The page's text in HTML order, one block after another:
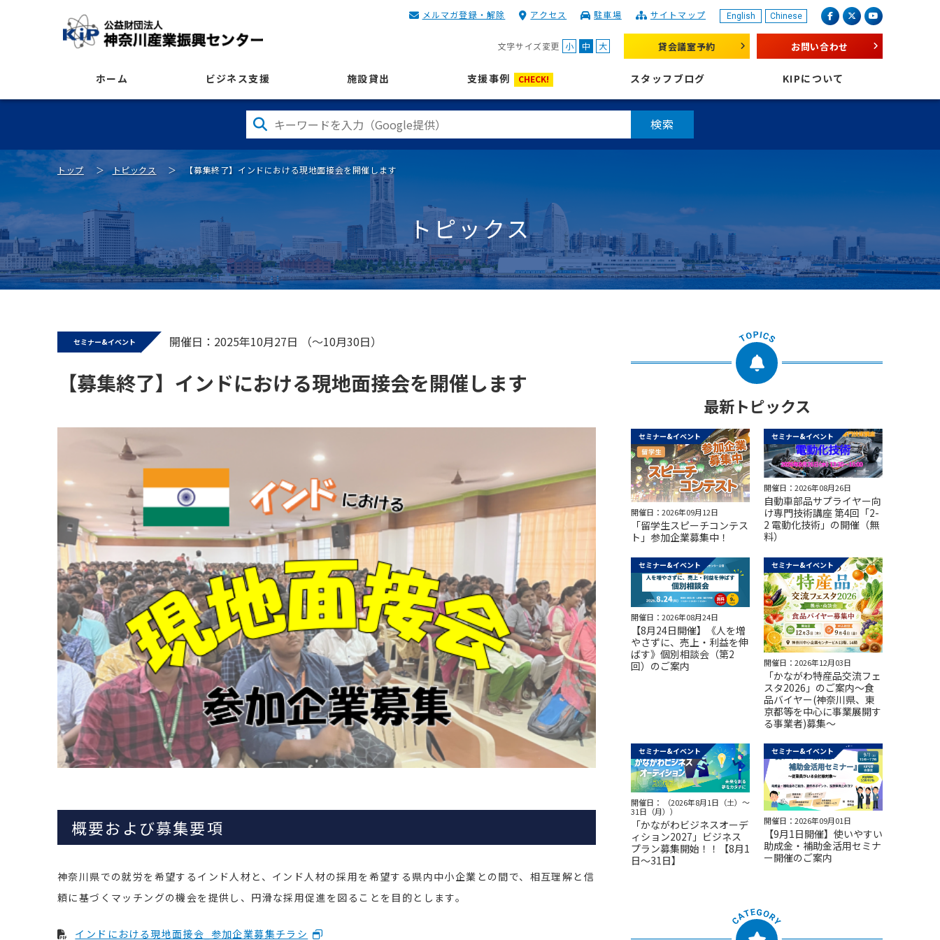
KIP | 公益財団法人 神奈川産業振興センター English Chinese facebookX（旧 twitter）
youtube
メルマガ登録・解除 アクセス 駐車場 サイトマップ
文字サイズ変更 小 中 大 貸会議室予約 お問い合わせ
ホーム ビジネス支援 施設貸出 支援事例 CHECK! スタッフブログ KIPについて
検索
トップ トピックス 【募集終了】インドにおける現地面接会を開催します
トピックス
セミナー&イベント 開催日：2025年10月27日 （～10月30日）
【募集終了】インドにおける現地面接会を開催します
概要および募集要項
神奈川県での就労を希望するインド人材と、インド人材の採用を希望する県内中小企業との間で、相互理解と信
頼に基づくマッチングの機会を提供し、円滑な採用促進を図ることを目的とします。
インドにおける現地面接会_参加企業募集チラシ
最新トピックス
セミナー&イベント
開催日：2026年09月12日
「留学生スピーチコンテス
ト」参加企業募集中！
セミナー&イベント
開催日：2026年08月26日
自動車部品サプライヤー向
け専門技術講座 第4回「2-
2 電動化技術」の開催（無
料）
セミナー&イベント
開催日：2026年08月24日
【8月24日開催】《人を増
やさずに、売上・利益を伸
ばす》個別相談会（第2
回）のご案内
セミナー&イベント
開催日：2026年12月03日
「かながわ特産品交流フェ
スタ2026」のご案内～食
品バイヤー(神奈川県、東
京都等を中心に事業展開す
る事業者)募集～
セミナー&イベント
開催日： （2026年8月1日（土）～
31日（月））
「かながわビジネスオーデ
ィション2027」ビジネス
プラン募集開始！！【8月1
日～31日】
セミナー&イベント
開催日：2026年09月01日
【9月1日開催】使いやすい
助成金・補助金活用セミナ
ー開催のご案内